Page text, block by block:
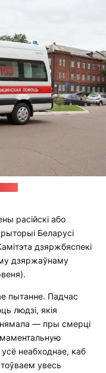
расійскі або
Беларусі
дзяржбяспекі
дзяржаўнаму
пытанне. Падчас
людзі, якія
— пры смерці
неабходнае, каб
увесь